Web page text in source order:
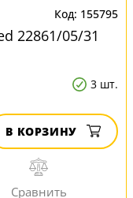
155795
22861/05/31
3 шт.
В КОРЗИНУ